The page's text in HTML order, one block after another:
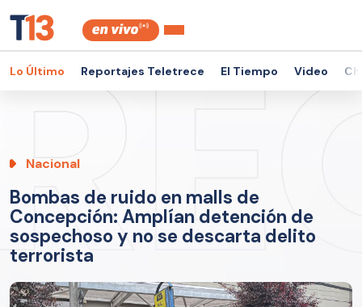
Lo Último Reportajes Teletrece El Tiempo Video
Nacional
Bombas de ruido en malls de
Concepción: Amplían detención de
sospechoso y no se descarta delito
terrorista